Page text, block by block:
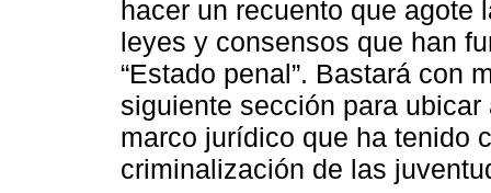
hacer un recuento que agote
leyes y consensos que han
“Estado penal”. Bastará con
siguiente sección para
marco jurídico que ha tenido
criminalización de las